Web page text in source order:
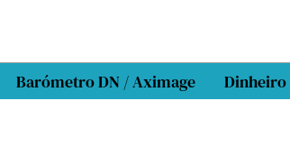
Barómetro DN / Aximage Dinheiro